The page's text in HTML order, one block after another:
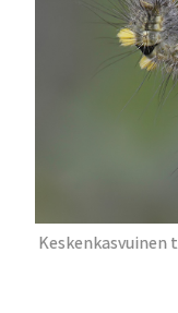
Keskenkasvuinen